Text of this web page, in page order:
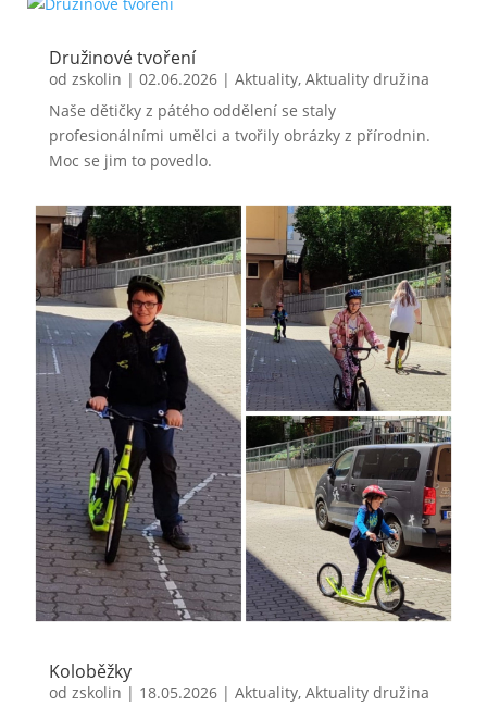
Družinové tvoření
od zskolin | 02.06.2026| Aktuality, Aktuality družina
Naše dětičky z pátého oddělení se staly
profesionálními umělci a tvořily obrázky z přírodnin.
Moc se jim to povedlo.
Koloběžky
od zskolin | 18.05.2026| Aktuality, Aktuality družina